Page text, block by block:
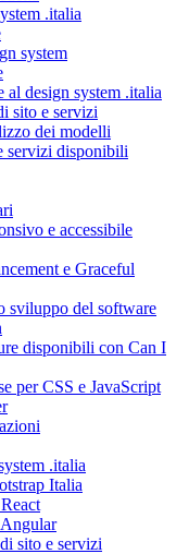
.italia
system
design system .italia
sito e servizi
dei modelli
servizi disponibili
e accessibile
e Graceful
sviluppo del software
disponibili con Can I
per CSS e JavaScript
.italia
Italia
sito e servizi